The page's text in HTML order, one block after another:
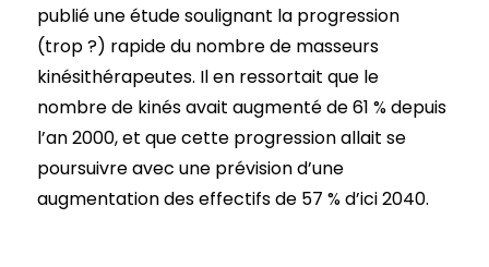
publié une étude soulignant la progression
(trop ?) rapide du nombre de masseurs
kinésithérapeutes. Il en ressortait que le
nombre de kinés avait augmenté de 61 % depuis
l’an 2000, et que cette progression allait se
poursuivre avec une prévision d’une
augmentation des effectifs de 57 % d’ici 2040.